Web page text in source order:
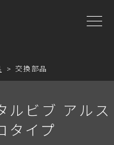
交換部品
ルビブ アルス
タイプ